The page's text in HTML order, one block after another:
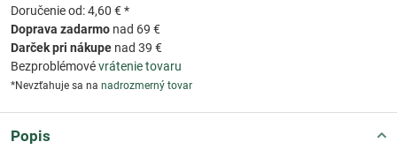
Doručenie od: 4,60 € *
Doprava zadarmo nad 69 €
Darček pri nákupe nad 39 €
Bezproblémovévrátenie tovaru
*Nevzťahuje sa na nadrozmerný tovar
Popis